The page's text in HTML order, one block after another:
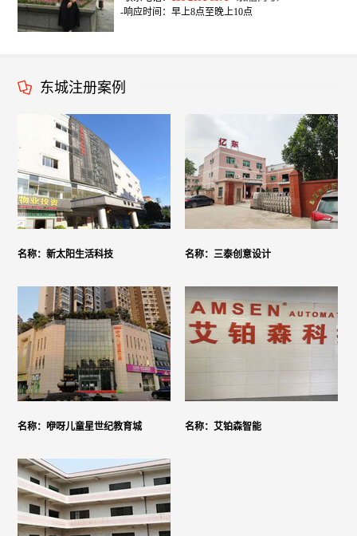
-响应时间：早上8点至晚上10点
东城注册案例
名称：新太阳生活科技 名称：三泰创意设计
名称：咿呀儿童星世纪教育城 名称：艾铂森智能